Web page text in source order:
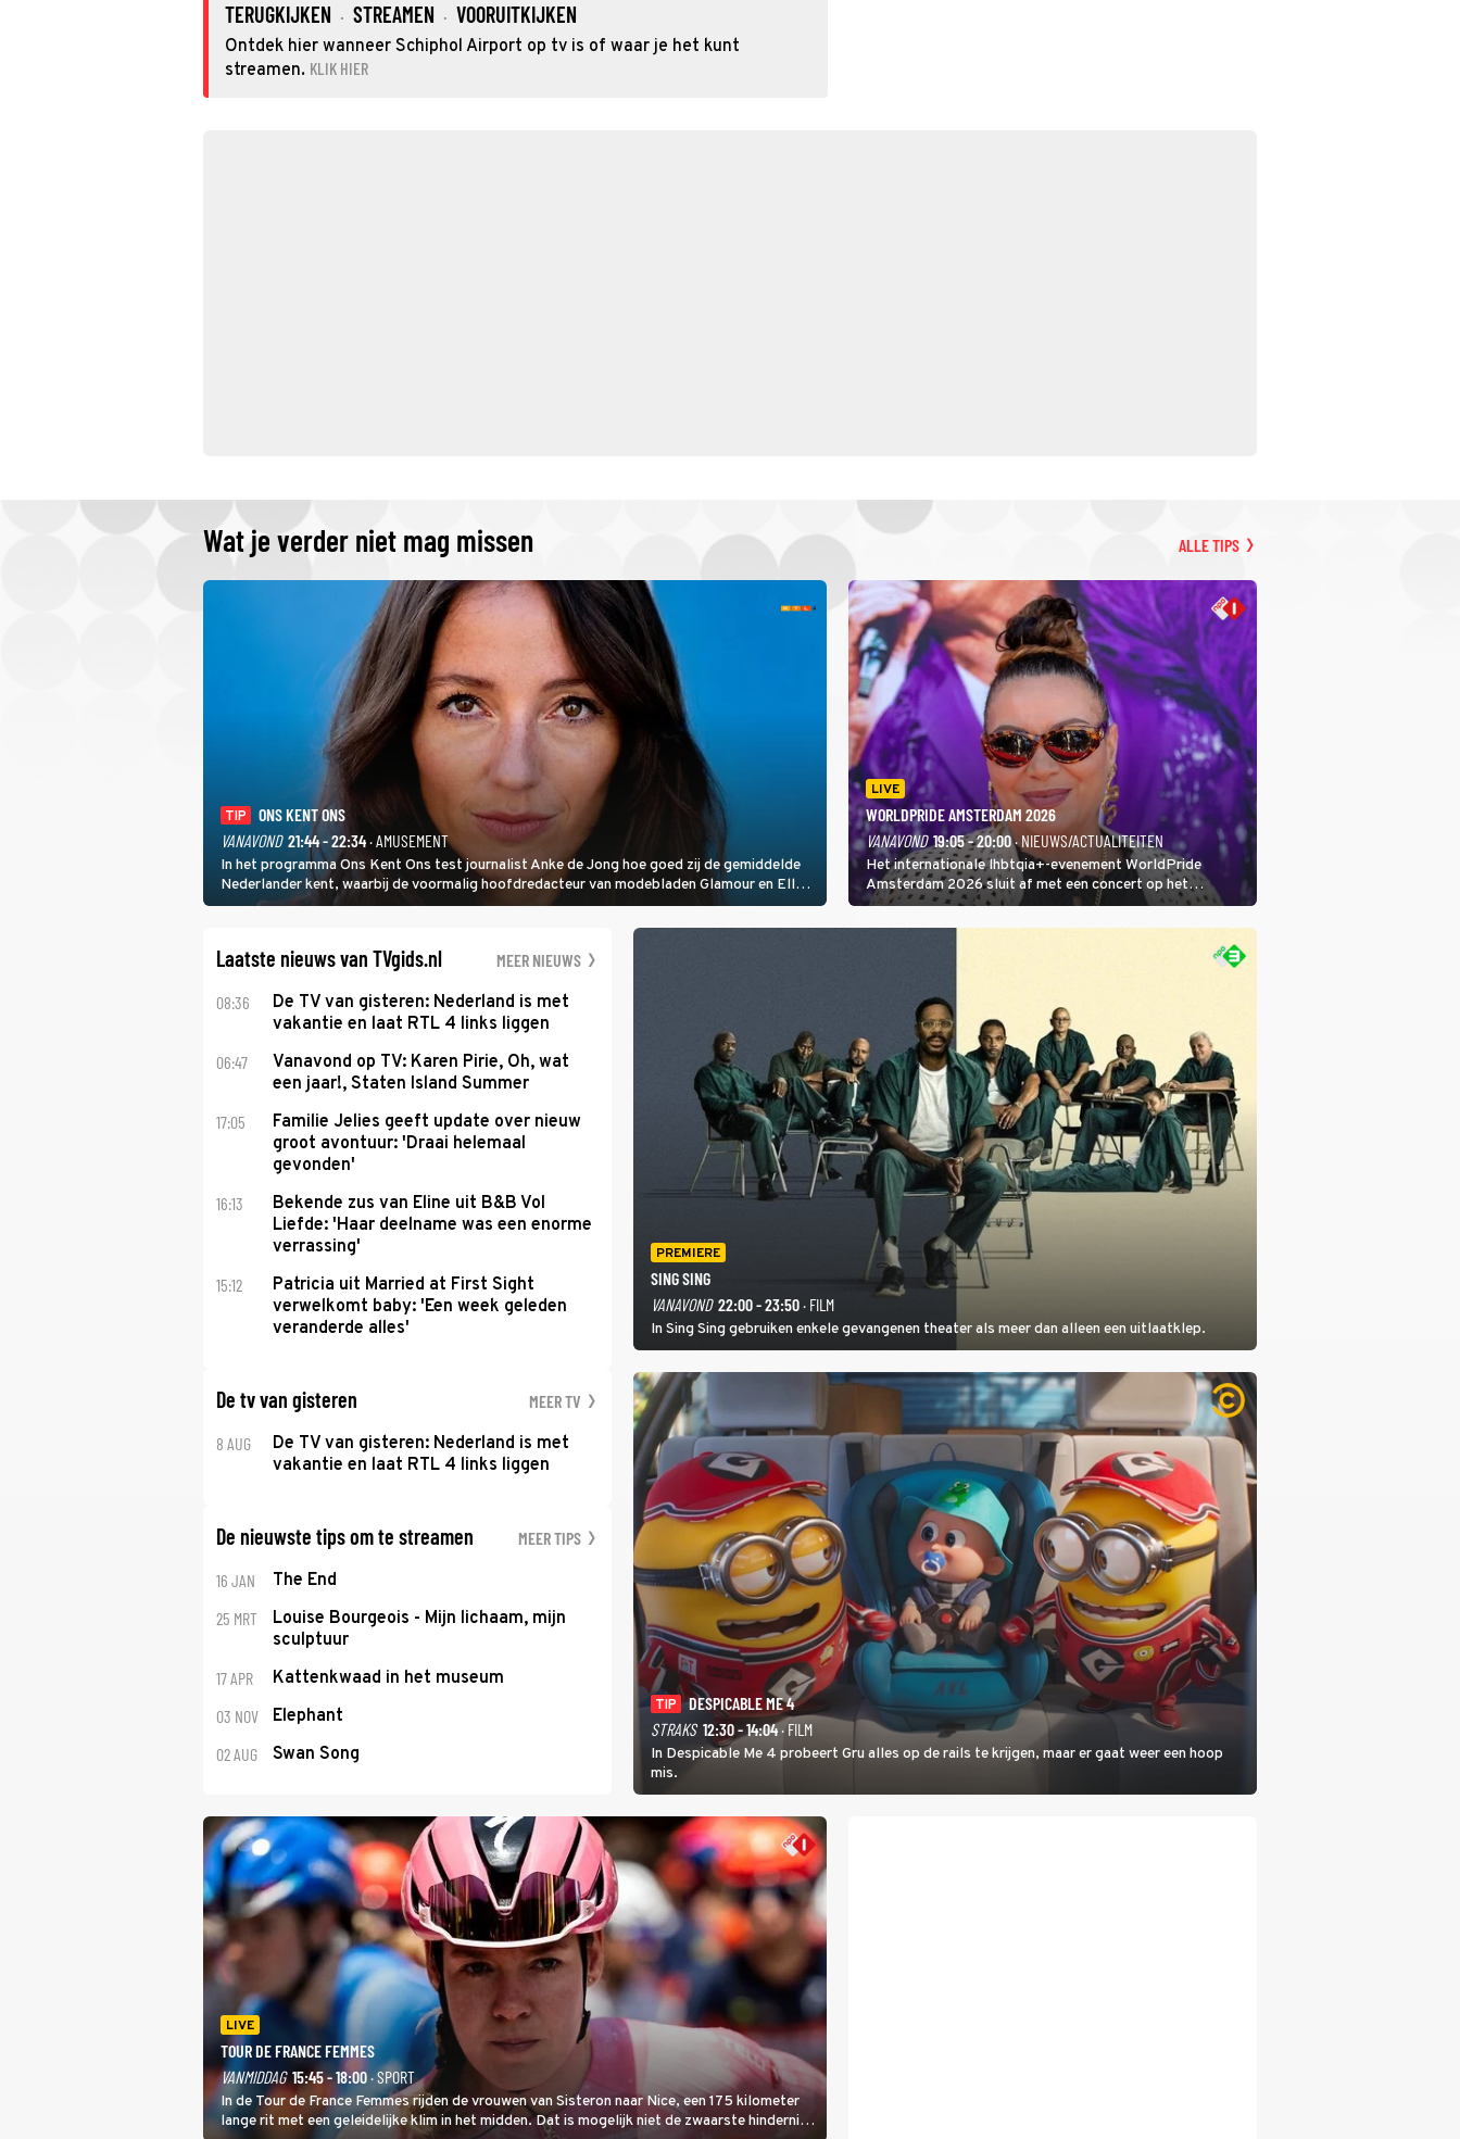
TERUGKIJKEN · STREAMEN · VOORUITKIJKEN
Ontdek hier wanneer Schiphol Airport op tv is of waar je het kunt
streamen. KLIK HIER
Wat je verder niet mag missen ALLE TIPS
TIP
ONS KENT ONS
VANAVOND 21:44 - 22:34· AMUSEMENT
In het programma Ons Kent Ons test journalist Anke de Jong hoe goed zij de gemiddelde
Nederlander kent, waarbij de voormalig hoofdredacteur van modebladen Glamour en Elle
het samen met rapper Keizer opneemt tegen Edson da Graça en Marc-Marie Huijbregts.
LIVE
WORLDPRIDE AMSTERDAM 2026
VANAVOND 19:05 - 20:00· NIEUWS/ACTUALITEITEN
Het internationale lhbtqia+-evenement WorldPride
Amsterdam 2026 sluit af met een concert op het
Amsterdamse Museumplein. Anita Doth is een van de
optredende artiesten. In de jaren 90 veroverde ze de
Laatste nieuws van TVgids.nl MEER NIEUWS
08:36
De TV van gisteren: Nederland is met
vakantie en laat RTL 4 links liggen
06:47
Vanavond op TV: Karen Pirie, Oh, wat
een jaar!, Staten Island Summer
17:05
Familie Jelies geeft update over nieuw
groot avontuur: 'Draai helemaal
gevonden'
16:13
Bekende zus van Eline uit B&B Vol
Liefde: 'Haar deelname was een enorme
verrassing'
15:12
Patricia uit Married at First Sight
verwelkomt baby: 'Een week geleden
veranderde alles'
De tv van gisteren MEER TV
8 AUG
De TV van gisteren: Nederland is met
vakantie en laat RTL 4 links liggen
De nieuwste tips om te streamen MEER TIPS
16 JAN The End
25 MRT
Louise Bourgeois - Mijn lichaam, mijn
sculptuur
17 APR Kattenkwaad in het museum
03 NOV Elephant
02 AUG Swan Song
PREMIERE
SING SING
VANAVOND 22:00 - 23:50· FILM
In Sing Sing gebruiken enkele gevangenen theater als meer dan alleen een uitlaatklep.
TIP
DESPICABLE ME 4
STRAKS 12:30 - 14:04· FILM
In Despicable Me 4 probeert Gru alles op de rails te krijgen, maar er gaat weer een hoop
mis.
LIVE
TOUR DE FRANCE FEMMES
VANMIDDAG 15:45 - 18:00· SPORT
In de Tour de France Femmes rijden de vrouwen van Sisteron naar Nice, een 175 kilometer
lange rit met een geleidelijke klim in het midden. Dat is mogelijk niet de zwaarste hindernis,